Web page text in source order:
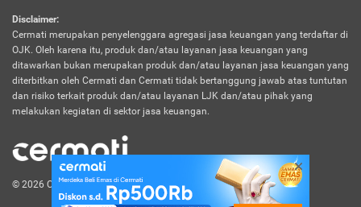
Disclaimer:
Cermati merupakan penyelenggara agregasi jasa keuangan yang terdaftar di
OJK. Oleh karena itu, produk dan/atau layanan jasa keuangan yang
ditawarkan bukan merupakan produk dan/atau layanan jasa keuangan yang
diterbitkan oleh Cermati dan Cermati tidak bertanggung jawab atas tuntutan
dan risiko terkait produk dan/atau layanan LJK dan/atau pihak yang
melakukan kegiatan di sektor jasa keuangan.
© 2026 Cermati. All Rights Reserved.